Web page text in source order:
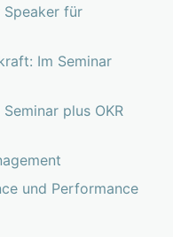
für
Im Seminar
plus OKR
und Performance